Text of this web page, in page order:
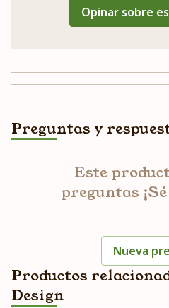
Opinar sobre
Preguntas y
Este
preguntas
Nueva
Productos
Design